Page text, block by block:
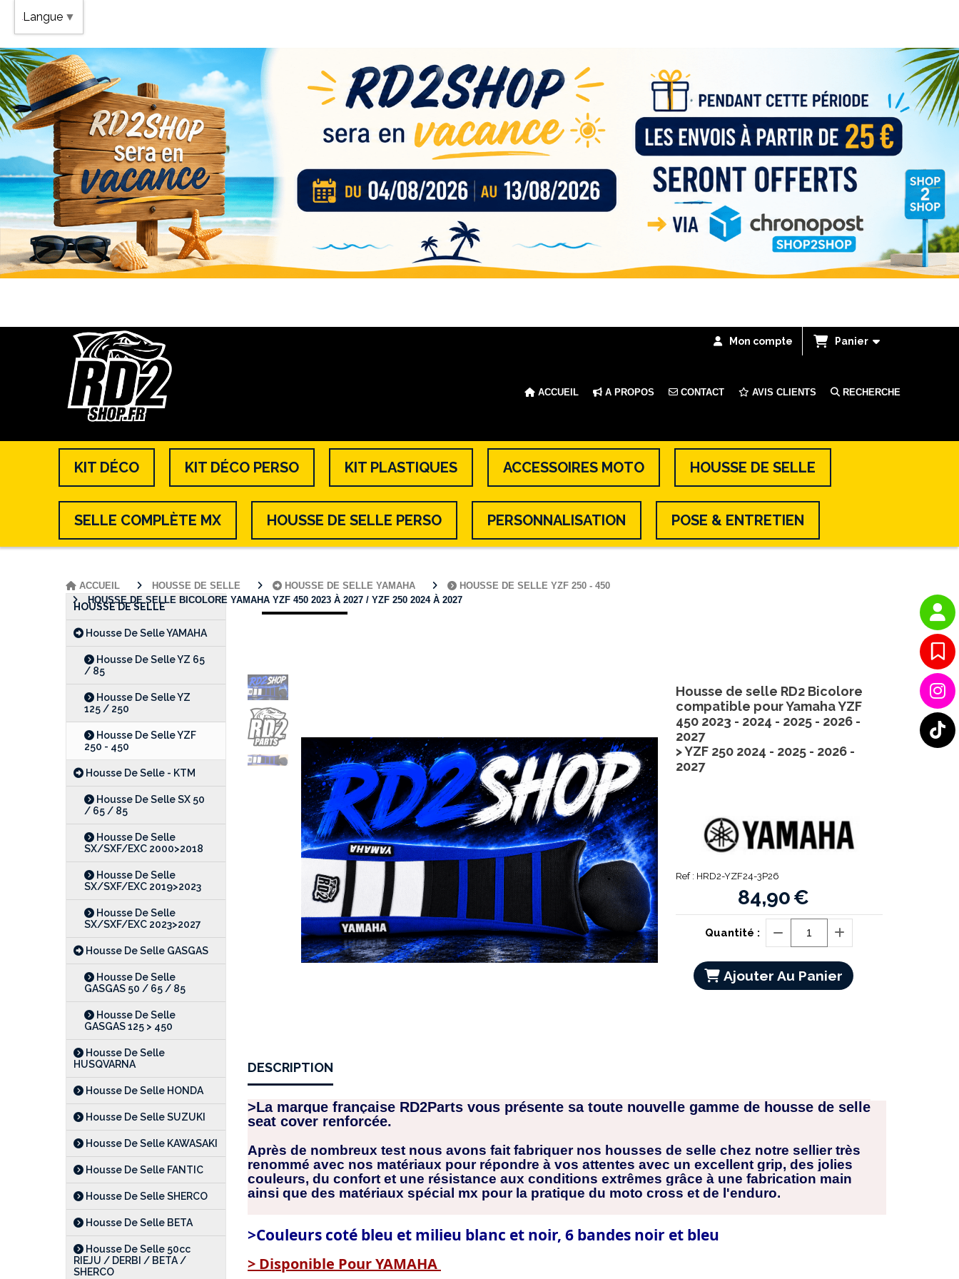
Bandeau
Vacances
Mon compte Panier
ACCUEIL A PROPOS CONTACT AVIS CLIENTS RECHERCHE
KIT DÉCO KIT DÉCO PERSO KIT PLASTIQUES ACCESSOIRES MOTO HOUSSE DE SELLE
SELLE COMPLÈTE MX HOUSSE DE SELLE PERSO PERSONNALISATION POSE & ENTRETIEN
HOUSSE DE SELLE
Housse De Selle YAMAHA
Housse De Selle YZ 65
/ 85
Housse De Selle YZ
125 / 250
Housse De Selle YZF
250 - 450
Housse De Selle - KTM
Housse De Selle SX 50
/ 65 / 85
Housse De Selle
SX/SXF/EXC 2000>2018
Housse De Selle
SX/SXF/EXC 2019>2023
Housse De Selle
SX/SXF/EXC 2023>2027
Housse De Selle GASGAS
Housse De Selle
GASGAS 50 / 65 / 85
Housse De Selle
GASGAS 125 > 450
Housse De Selle
HUSQVARNA
Housse De Selle HONDA
Housse De Selle SUZUKI
Housse De Selle KAWASAKI
Housse De Selle FANTIC
Housse De Selle SHERCO
Housse De Selle BETA
Housse De Selle 50cc
RIEJU / DERBI / BETA /
SHERCO
ACCUEIL HOUSSE DE SELLE HOUSSE DE SELLE YAMAHA
HOUSSE DE SELLE YZF 250 - 450
HOUSSE DE SELLE BICOLORE YAMAHA YZF 450 2023 À 2027 / YZF 250 2024 À 2027
Ref : HRD2-YZF24-3P26
84,90€
Quantité :
Ajouter Au Panier
Housse de selle RD2 Bicolore
compatible pour Yamaha YZF
450 2023 - 2024 - 2025 - 2026 -
2027
> YZF 250 2024 - 2025 - 2026 -
2027
DESCRIPTION
>La marque française RD2Parts vous présente sa toute nouvelle gamme de housse de selle
seat cover renforcée.
Après de nombreux test nous avons fait fabriquer nos housses de selle chez notre sellier très
renommé avec nos matériaux pour répondre à vos attentes avec un excellent grip, des jolies
couleurs, du confort et une résistance aux conditions extrêmes grâce à une fabrication main
ainsi que des matériaux spécial mx pour la pratique du moto cross et de l'enduro.
>Couleurs coté bleu et milieu blanc et noir, 6 bandes noir et bleu
> Disponible Pour YAMAHA
Langue ▼